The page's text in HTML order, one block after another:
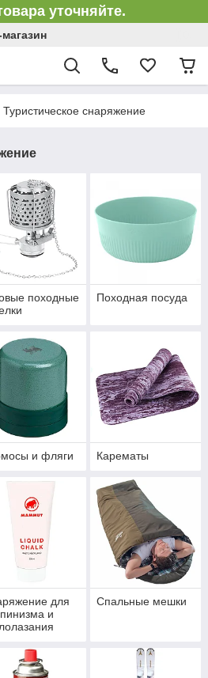
уточняйте.
Туристическое снаряжение
походные
Походная посуда
и фляги Карематы
для
и
Спальные мешки